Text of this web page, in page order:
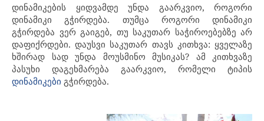
დინამიკების ყიდვამდე უნდა გაარკვიო, როგორი
დინამიკი გჭირდება. თუმცა როგორი დინამიკი
გჭირდება ვერ გაიგებ, თუ საკუთარ საჭიროებებზე არ
დაფიქრდები. დაუსვი საკუთარ თავს კითხვა: ყველაზე
ხშირად სად უნდა მოუსმინო მუსიკას? ამ კითხვაზე
პასუხი დაგეხმარება გაარკვიო, რომელი ტიპის
დინამიკები გჭირდება.